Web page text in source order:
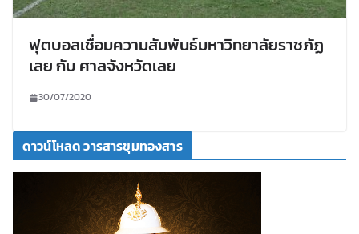
ฟุตบอลเชื่อมความสัมพันธ์มหาวิทยาลัยราชภัฏ
เลย กับ ศาลจังหวัดเลย
30/07/2020
ดาวน์โหลด วารสารขุมทองสาร